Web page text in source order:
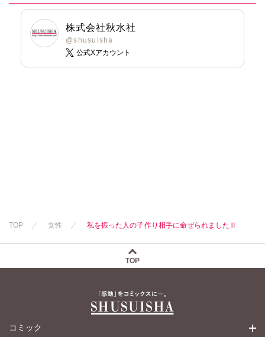
株式会社秋水社
@shusuisha
公式Xアカウント
TOP 女性 私を振った人の子作り相手に命ぜられましたⅡ
TOP
コミック